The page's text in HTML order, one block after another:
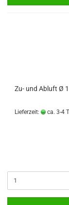
Zu- und Abluft Ø
Lieferzeit: ca. 3-4